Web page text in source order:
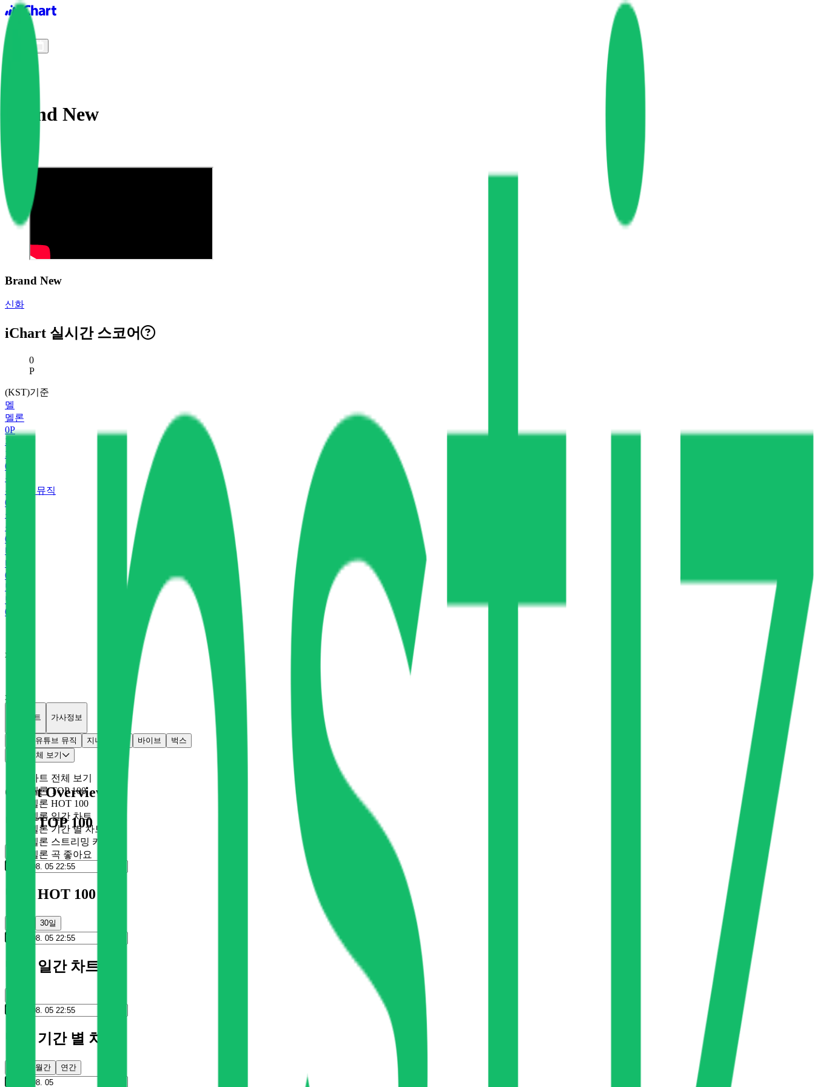
iChart logo
Brand New
Brand New
신화
iChart 실시간 스코어
현재 스코어
0
P
(KST)기준
멜
멜론
0P
지
지니
0
유
유튜브 뮤직
0
플
플로
0
바
바이브
0
벅
벅스
0
x
x
개별차트 가사정보
유튜브 뮤직 지니 바이브
벅스
차트 전체 보기
차트 전체 보기
멜론 TOP 100
멜론 HOT 100
멜론 일간 차트
멜론 기간 별 차트
멜론 스트리밍 카드
멜론 곡 좋아요
Chart Overview
멜론 TOP 100
멜론 HOT 100
30일
멜론 일간 차트
멜론 기간 별 차트
월간 연간